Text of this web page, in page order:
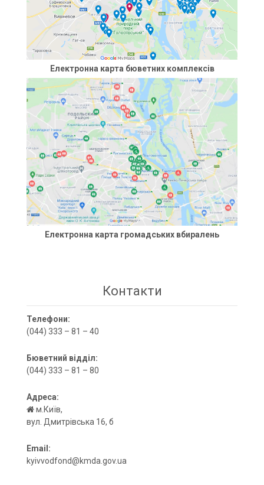
Електронна карта бюветних комплексів
Електронна карта громадських вбиралень
Контакти
Телефони:
(044) 333 – 81 – 40
Бюветний відділ:
(044) 333 – 81 – 80
Адреса:
м.Київ,
вул. Дмитрівська 16, б
Email:
kyivvodfond@kmda.gov.ua